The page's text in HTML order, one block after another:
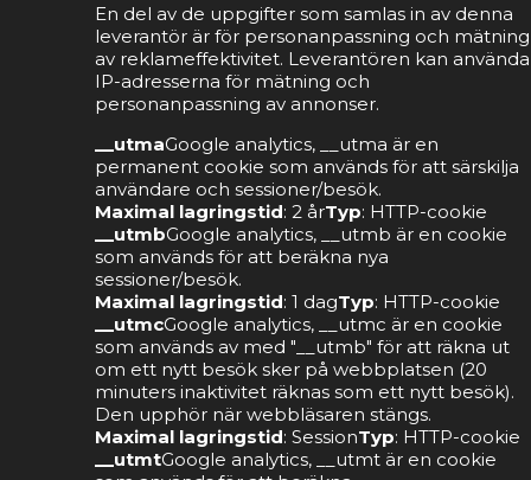
En del av de uppgifter som samlas in av denna
leverantör är för personanpassning och mätning
av reklameffektivitet. Leverantören kan använda
IP-adresserna för mätning och
personanpassning av annonser.
__utmaGoogle analytics, __utma är en
permanent cookie som används för att särskilja
användare och sessioner/besök.
Maximal lagringstid: 2 årTyp: HTTP-cookie
__utmbGoogle analytics, __utmb är en cookie
som används för att beräkna nya
sessioner/besök.
Maximal lagringstid: 1 dagTyp: HTTP-cookie
__utmcGoogle analytics, __utmc är en cookie
som används av med "__utmb" för att räkna ut
om ett nytt besök sker på webbplatsen (20
minuters inaktivitet räknas som ett nytt besök).
Den upphör när webbläsaren stängs.
Maximal lagringstid: SessionTyp: HTTP-cookie
__utmtGoogle analytics, __utmt är en cookie